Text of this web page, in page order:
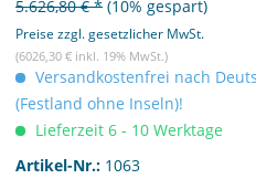
5.626,80 € * (10% gespart)
Preise zzgl. gesetzlicher MwSt.
(6026,30 € inkl. 19% MwSt.)
Versandkostenfrei nach
(Festland ohne Inseln)!
Lieferzeit 6 - 10 Werktage
Artikel-Nr.: 1063